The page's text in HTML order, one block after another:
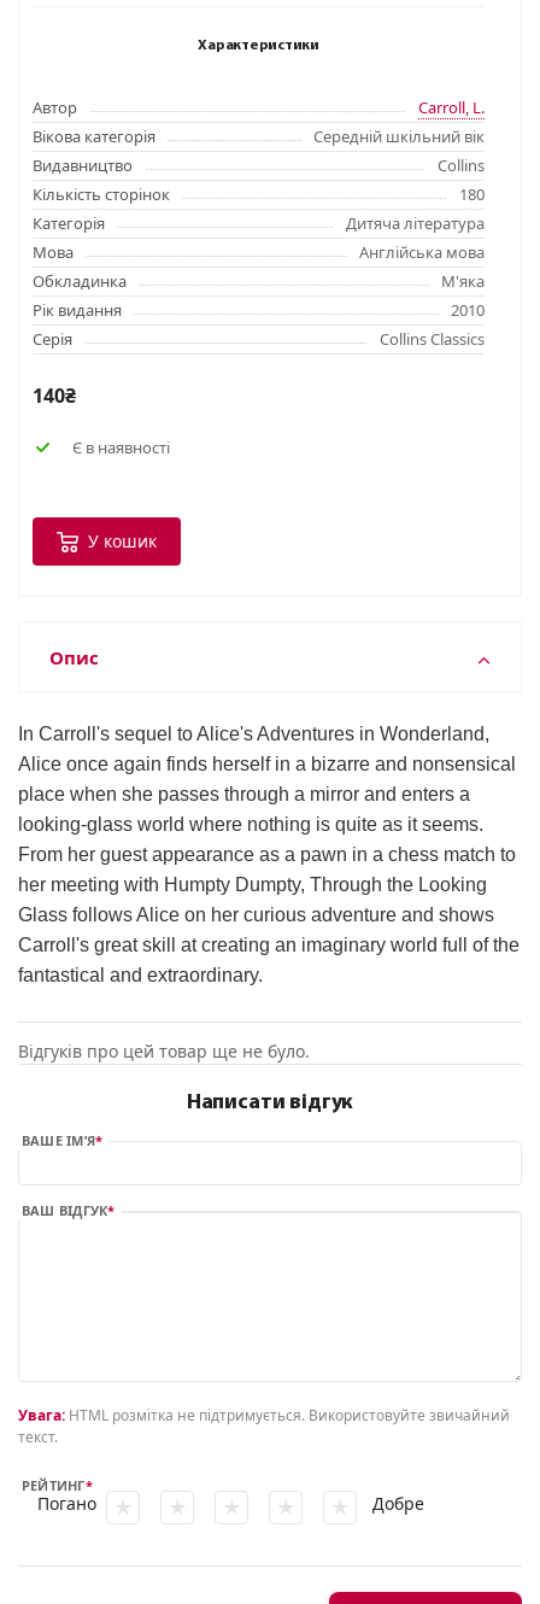
Характеристики
Автор
Carroll, L.
Вікова категорія
Середній шкільний вік
Видавництво
Collins
Кількість сторінок
180
Категорія
Дитяча література
Мова
Англійська мова
Обкладинка
М'яка
Рік видання
2010
Серія
Collins Classics
140₴
Є в наявності
У кошик
Опис
In Carroll's sequel to Alice's Adventures in Wonderland,
Alice once again finds herself in a bizarre and nonsensical
place when she passes through a mirror and enters a
looking-glass world where nothing is quite as it seems.
From her guest appearance as a pawn in a chess match to
her meeting with Humpty Dumpty, Through the Looking
Glass follows Alice on her curious adventure and shows
Carroll's great skill at creating an imaginary world full of the
fantastical and extraordinary.
Відгуків про цей товар ще не було.
Написати відгук
ВАШЕ ІМ’Я
ВАШ ВІДГУК
Увага: HTML розмітка не підтримується. Використовуйте звичайний
текст.
РЕЙТИНГ
Погано Добре